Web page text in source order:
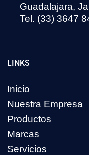
Guadalajara,
Tel. (33) 3647
LINKS
Inicio
Nuestra Empresa
Productos
Marcas
Servicios